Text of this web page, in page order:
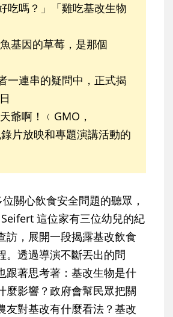
吃嗎？」「雞吃基改生物
基因的草莓，是那個
一連串的疑問中，正式揭
爺啊！﹙GMO，
片放映和專題演講活動的
關心飲食安全問題的聽眾，
這位家有三位幼兒的紀
訪，展開一段揭露基改飲食
。透過導演不斷丟出的問
跟著思考著：基改生物是什
麼影響？政府會幫民眾把關
友對基改有什麼看法？基改